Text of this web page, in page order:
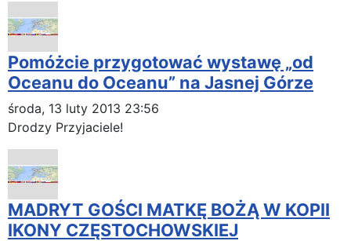
Pomóżcie przygotować wystawę „od
Oceanu do Oceanu” na Jasnej Górze
środa, 13 luty 2013 23:56
Drodzy Przyjaciele!
MADRYT GOŚCI MATKĘ BOŻĄ W KOPII
IKONY CZĘSTOCHOWSKIEJ